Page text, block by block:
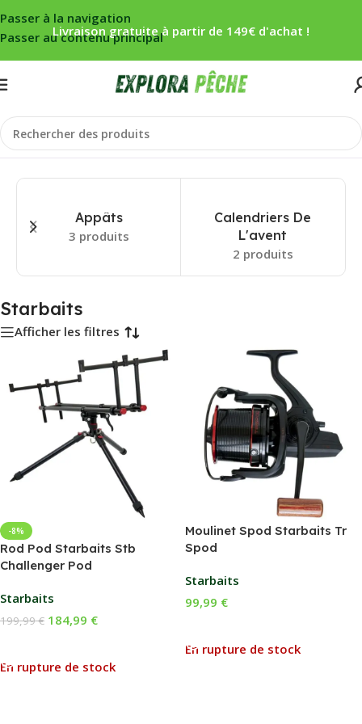
Passer à la navigation
Passer au contenu principal
Livraison gratuite à partir de 149€ d'achat !
Accueil/Starbaits
Appâts
3 produits
Calendriers De
L'avent
2 produits
Starbaits
Afficher les filtres
-8%
Rod Pod Starbaits Stb
Challenger Pod
Starbaits
En rupture de stock
199,99€ 184,99 €
Moulinet Spod Starbaits Tr
Spod
Starbaits
En rupture de stock
99,99 €